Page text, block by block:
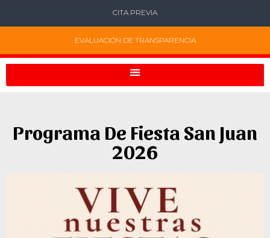
CITA PREVIA
EVALUACIÓN DE TRANSPARENCIA
Programa De Fiesta San Juan
2026